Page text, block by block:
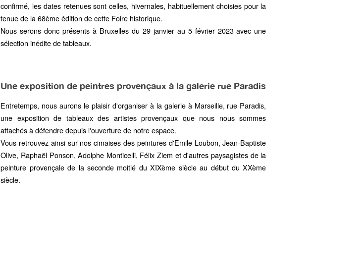
confirmé, les dates retenues sont celles, hivernales, habituellement choisies pour la
tenue de la 68ème édition de cette Foire historique.
Nous serons donc présents à Bruxelles du 29 janvier au 5 février 2023 avec une
sélection inédite de tableaux.
Une exposition de peintres provençaux à la galerie rue Paradis
Entretemps, nous aurons le plaisir d'organiser à la galerie à Marseille, rue Paradis,
une exposition de tableaux des artistes provençaux que nous nous sommes
attachés à défendre depuis l'ouverture de notre espace.
Vous retrouvez ainsi sur nos cimaises des peintures d'Emile Loubon,Jean-Baptiste
Olive, Raphaël Ponson,Adolphe Monticelli, Félix Ziem et d'autres paysagistes de la
peinture provençale de la seconde moitié du XIXème siècle au début du XXème
siècle.